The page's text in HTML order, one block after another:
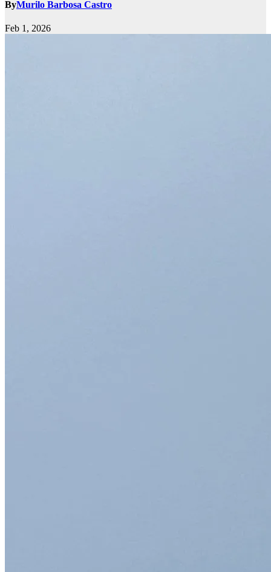
ByMurilo Barbosa Castro
Feb 1, 2026